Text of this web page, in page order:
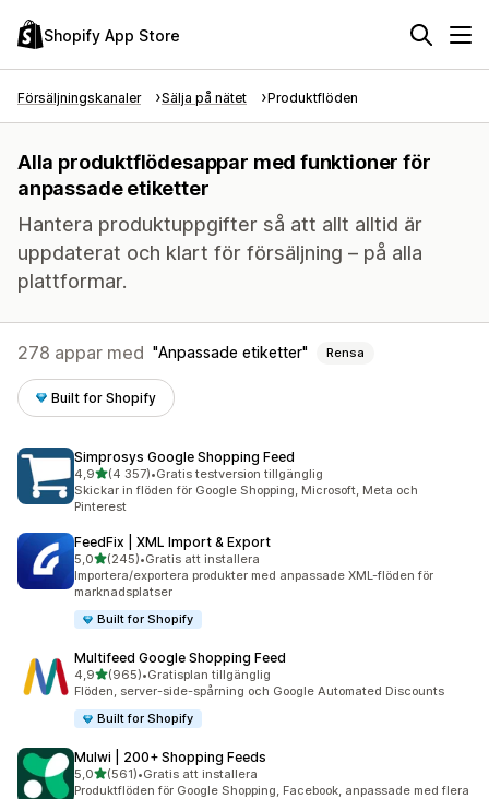
Shopify App Store
Försäljningskanaler Sälja på nätet Produktflöden
Alla produktflödesappar med funktioner för
anpassade etiketter
Hantera produktuppgifter så att allt alltid är
uppdaterat och klart för försäljning – på alla
plattformar.
278 appar med Anpassade etiketter Rensa
Built for Shopify
Simprosys Google Shopping Feed
4,9av 5 stjärnor
(4 357)
4357 recensioner totalt
•Gratis testversion tillgänglig
Skickar in flöden för Google Shopping, Microsoft, Meta och
Pinterest
FeedFix | XML Import & Export
5,0av 5 stjärnor
(245)
245 recensioner totalt
•Gratis att installera
Importera/exportera produkter med anpassade XML-flöden för
marknadsplatser
Built for Shopify
Multifeed Google Shopping Feed
4,9av 5 stjärnor
(965)
965 recensioner totalt
•Gratisplan tillgänglig
Flöden, server-side-spårning och Google Automated Discounts
Built for Shopify
Mulwi | 200+ Shopping Feeds
5,0av 5 stjärnor
(561)
561 recensioner totalt
•Gratis att installera
Produktflöden för Google Shopping, Facebook, anpassade med flera